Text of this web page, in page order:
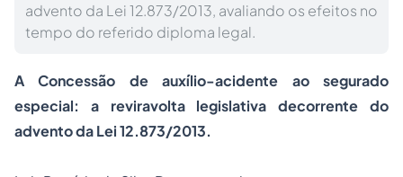
advento da Lei 12.873/2013, avaliando os efeitos no
tempo do referido diploma legal.
A Concessão deauxílio-acidente ao segurado
especial: a reviravolta legislativa decorrente do
advento da Lei 12.873/2013.